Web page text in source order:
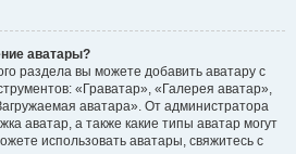
аватары?
раздела вы можете добавить аватару с
«Граватар», «Галерея аватар»,
аватара». От администратора
аватар, а также какие типы аватар могут
использовать аватары, свяжитесь с